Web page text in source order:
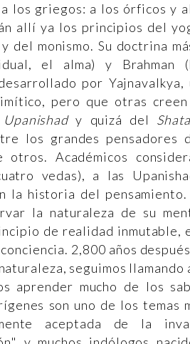
los griegos: a los órficos y
allí ya los principios del
del monismo. Su doctrina
el alma) y Brahman
por
pero que otras
y quizá del
los grandes
otros. Académicos
vedas), a las
la historia del
la naturaleza de su
de realidad inmutable,
2,800 años
seguimos
aprender mucho de los
son uno de los temas
aceptada de la